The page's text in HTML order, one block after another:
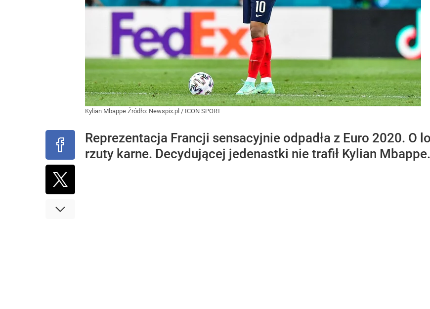
Kylian Mbappe Źródło: Newspix.pl / ICON SPORT
Reprezentacja Francji sensacyjnie odpadła z Euro 2020. O
rzuty karne. Decydującej jedenastki nie trafił Kylian